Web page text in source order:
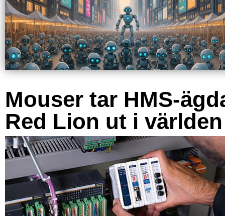
Mouser tar HMS-
Red Lion ut i världen